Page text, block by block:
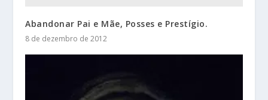
Abandonar Pai e Mãe, Posses e Prestígio.
8 de dezembro de 2012